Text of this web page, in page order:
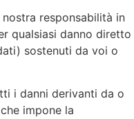
responsabilità in
qualsiasi danno diretto
sostenuti da voi o
i danni derivanti da o
impone la